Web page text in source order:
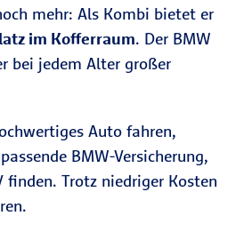
mehr: Als Kombi bietet er
im Kofferraum. Der BMW
bei jedem Alter großer
Auto fahren,
BMW-Versicherung,
finden. Trotz niedriger Kosten